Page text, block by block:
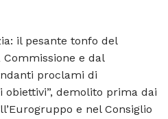
il pesante tonfo del
e dal
proclami di
obiettivi”, demolito prima dai
e nel Consiglio